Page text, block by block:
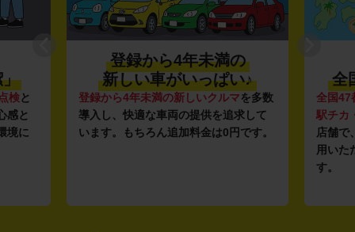
」
検と
感と
境に
登録から4年未満の
新しい車がいっぱい♪
登録から4年未満の新しいクルマを多数
導入し、快適な車両の提供を追求して
います。もちろん追加料金は0円です。
全
全国47
駅チカ
店舗で
用いた
す。